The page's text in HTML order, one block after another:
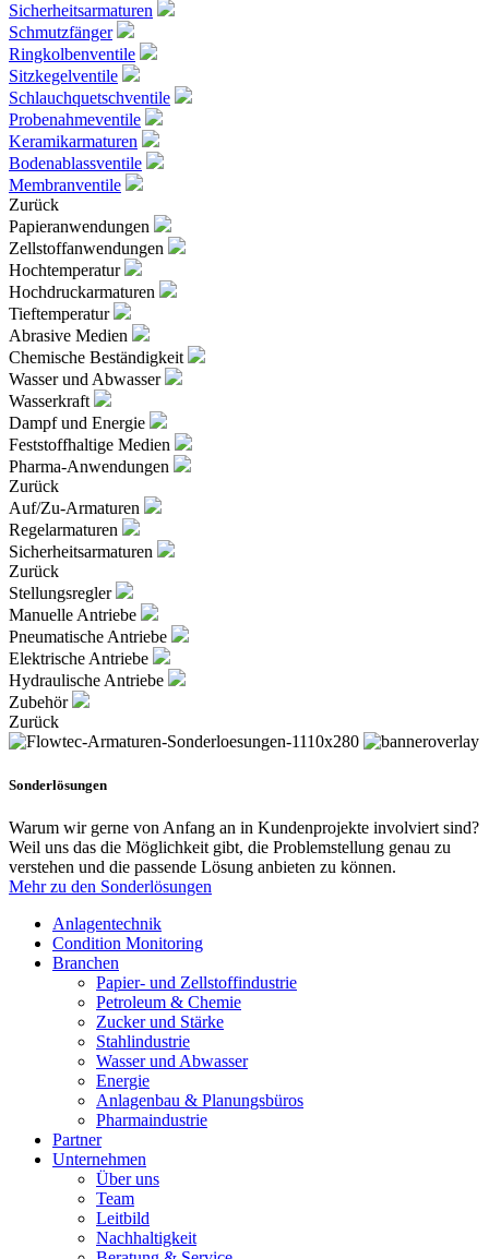
Sicherheitsarmaturen
Schmutzfänger
Ringkolbenventile
Sitzkegelventile
Schlauchquetschventile
Probenahmeventile
Keramikarmaturen
Bodenablassventile
Membranventile
Zurück
Papieranwendungen
Zellstoffanwendungen
Hochtemperatur
Hochdruckarmaturen
Tieftemperatur
Abrasive Medien
Chemische Beständigkeit
Wasser und Abwasser
Wasserkraft
Dampf und Energie
Feststoffhaltige Medien
Pharma-Anwendungen
Zurück
Auf/Zu-Armaturen
Regelarmaturen
Sicherheitsarmaturen
Zurück
Stellungsregler
Manuelle Antriebe
Pneumatische Antriebe
Elektrische Antriebe
Hydraulische Antriebe
Zubehör
Zurück
Sonderlösungen
Warum wir gerne von Anfang an in Kundenprojekte involviert sind?
Weil uns das die Möglichkeit gibt, die Problemstellung genau zu
verstehen und die passende Lösung anbieten zu können.
Mehr zu den Sonderlösungen
Anlagentechnik
Condition Monitoring
Branchen
Papier- und Zellstoffindustrie
Petroleum & Chemie
Zucker und Stärke
Stahlindustrie
Wasser und Abwasser
Energie
Anlagenbau & Planungsbüros
Pharmaindustrie
Partner
Unternehmen
Über uns
Team
Leitbild
Nachhaltigkeit